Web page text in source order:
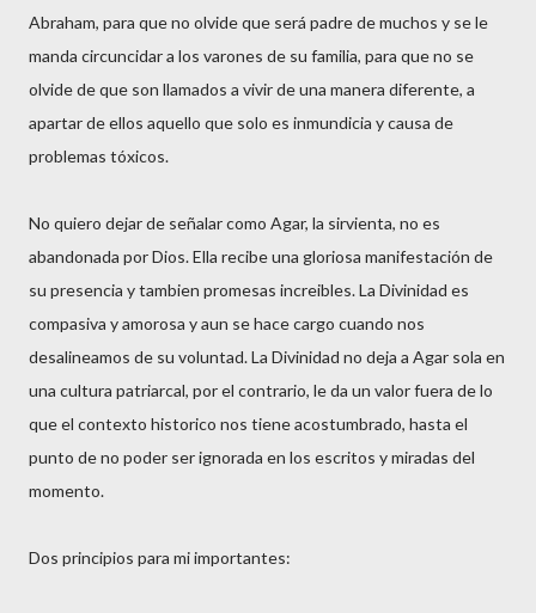
Abraham, para que no olvide que será padre de muchos y se le
manda circuncidar a los varones de su familia, para que no se
olvide de que son llamados a vivir de una manera diferente, a
apartar de ellos aquello que solo es inmundicia y causa de
problemas tóxicos.
No quiero dejar de señalar como Agar, la sirvienta, no es
abandonada por Dios. Ella recibe una gloriosa manifestación de
su presencia y tambien promesas increibles. La Divinidad es
compasiva y amorosa y aun se hace cargo cuando nos
desalineamos de su voluntad. La Divinidad no deja a Agar sola en
una cultura patriarcal, por el contrario, le da un valor fuera de lo
que el contexto historico nos tiene acostumbrado, hasta el
punto de no poder ser ignorada en los escritos y miradas del
momento.
Dos principios para mi importantes: